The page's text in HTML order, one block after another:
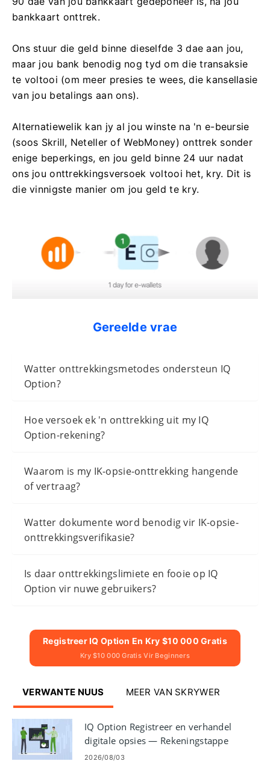
bankkaart onttrek.
Ons stuur die geld binne dieselfde 3 dae aan jou,
maar jou bank benodig nog tyd om die transaksie
te voltooi (om meer presies te wees, die kansellasie
van jou betalings aan ons).
Alternatiewelik kan jy al jou winste na 'n e-beursie
(soos Skrill, Neteller of WebMoney) onttrek sonder
enige beperkings, en jou geld binne 24 uur nadat
ons jou onttrekkingsversoek voltooi het, kry. Dit is
die vinnigste manier om jou geld te kry.
Gereelde vrae
Watter onttrekkingsmetodes ondersteun IQ
Option?
Hoe versoek ek 'n onttrekking uit my IQ
Option-rekening?
Waarom is my IK-opsie-onttrekking hangende
of vertraag?
Watter dokumente word benodig vir IK-opsie-
onttrekkingsverifikasie?
Is daar onttrekkingslimiete en fooie op IQ
Option vir nuwe gebruikers?
Registreer IQ Option En Kry $10 000 Gratis
Kry $10 000 Gratis Vir Beginners
VERWANTE NUUS MEER VAN SKRYWER
IQ Option Registreer en verhandel
digitale opsies — Rekeningstappe
2026/08/03